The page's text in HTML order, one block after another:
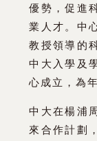
優勢，促進
業人才。中
教授領導的
中大入學及
心成立，為
中大在楊浦
來合作計劃